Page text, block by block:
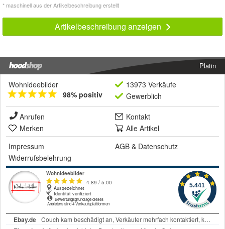
* maschinell aus der Artikelbeschreibung erstellt
Artikelbeschreibung anzeigen
Platin
Wohnideebilder
98% positiv
13973 Verkäufe
Gewerblich
Anrufen
Kontakt
Merken
Alle Artikel
Impressum
AGB & Datenschutz
Widerrufsbelehrung